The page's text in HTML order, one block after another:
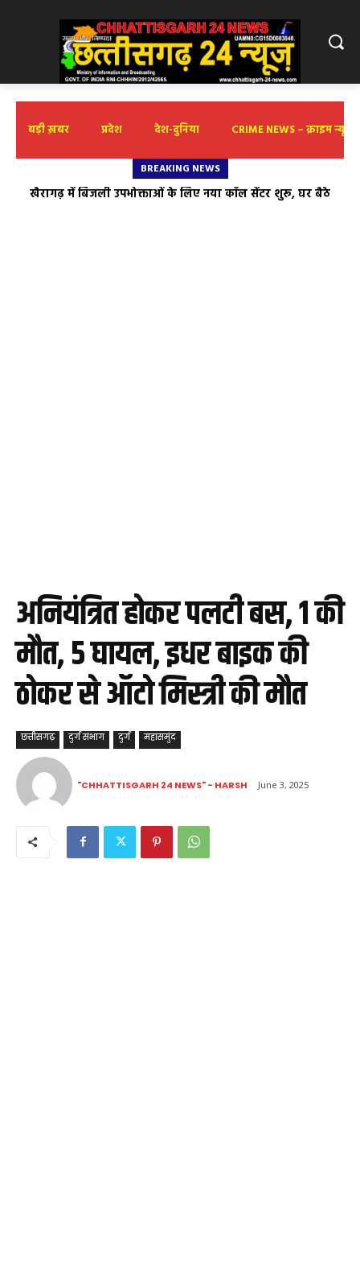
बड़ी ख़बर प्रदेश देश-दुनिया CRIME NEWS – क्राइम न्यूज़
BREAKING NEWS
खैरागढ़ में बिजली उपभोक्ताओं के लिए नया कॉल सेंटर शुरू, घर बैठे
अनियंत्रित होकर पलटी बस, 1 की
मौत, 5 घायल, इधर बाइक की
ठोकर से ऑटो मिस्त्री की मौत
छत्तीसगढ़ दुर्ग संभाग दुर्ग महासमुंद
"CHHATTISGARH 24 NEWS" - HARSH June 3, 2025